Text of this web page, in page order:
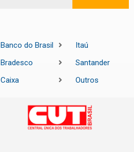
Banco do Brasil
Bradesco
Caixa
Itaú
Santander
Outros